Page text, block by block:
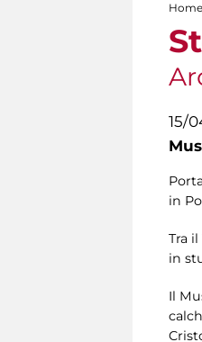
Home
15/
in
Tra
in
Il